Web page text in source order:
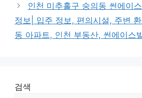
인천 미추홀구 숭의동 썬에이
정보| 입주 정보, 편의시설, 주변
동 아파트, 인천 부동산, 썬에이스
검색